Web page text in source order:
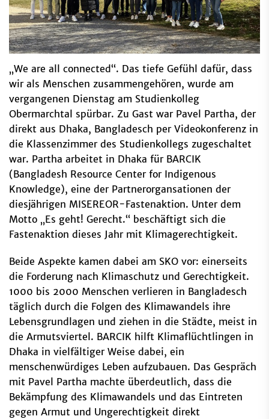
„We are all connected“. Das tiefe Gefühl dafür, dass
wir als Menschen zusammengehören, wurde am
vergangenen Dienstag am Studienkolleg
Obermarchtal spürbar. Zu Gast war Pavel Partha, der
direkt aus Dhaka, Bangladesch per Videokonferenz in
die Klassenzimmer des Studienkollegs zugeschaltet
war. Partha arbeitet in Dhaka für BARCIK
(Bangladesh Resource Center for Indigenous
Knowledge), eine der Partnerorgansationen der
diesjährigen MISEREOR-Fastenaktion. Unter dem
Motto „Es geht! Gerecht.“ beschäftigt sich die
Fastenaktion dieses Jahr mit Klimagerechtigkeit.
Beide Aspekte kamen dabei am SKO vor: einerseits
die Forderung nach Klimaschutz und Gerechtigkeit.
1000 bis 2000 Menschen verlieren in Bangladesch
täglich durch die Folgen des Klimawandels ihre
Lebensgrundlagen und ziehen in die Städte, meist in
die Armutsviertel. BARCIK hilft Klimaflüchtlingen in
Dhaka in vielfältiger Weise dabei, ein
menschenwürdiges Leben aufzubauen. Das Gespräch
mit Pavel Partha machte überdeutlich, dass die
Bekämpfung des Klimawandels und das Eintreten
gegen Armut und Ungerechtigkeit direkt